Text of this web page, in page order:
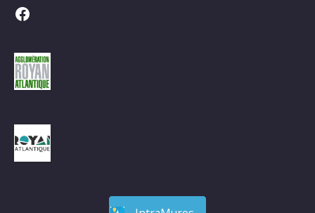
Facebook